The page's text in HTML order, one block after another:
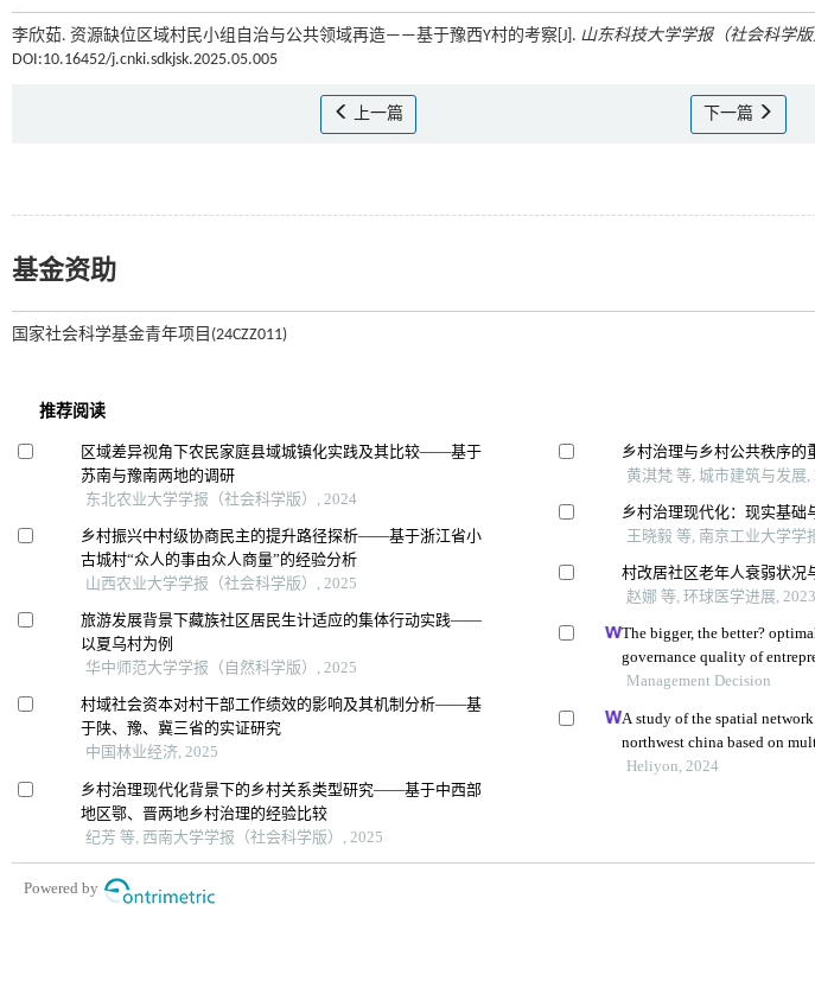
李欣茹. 资源缺位区域村民小组自治与公共领域再造——基于豫西Y村的考察[J]. 山东科技大学学报（社会科学版
DOI:10.16452/j.cnki.sdkjsk.2025.05.005
上一篇 下一篇
基金资助
国家社会科学基金青年项目(24CZZ011)